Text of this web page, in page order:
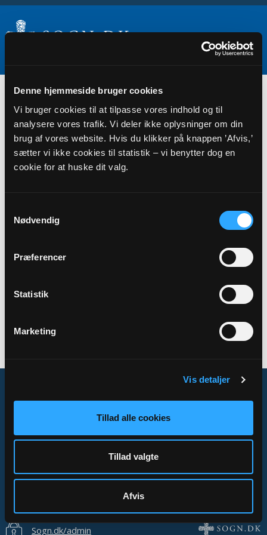
Denne hjemmeside bruger cookies
Vi bruger cookies til at tilpasse vores indhold og til
analysere vores trafik. Vi deler ikke oplysninger om din
brug af vores website. Hvis du klikker på knappen ’Afvis,’
sætter vi ikke cookies til statistik – vi benytter dog en
cookie for at huske dit valg.
Nødvendig
Præferencer
Statistik
Marketing
Vis detaljer
Tillad alle cookies
Tillad valgte
Afvis
Samarbejder
Kirkernes Hus
Om Sogn.dk
Tilgængelighedserklæring
Kontakt
Sogn.dk/admin